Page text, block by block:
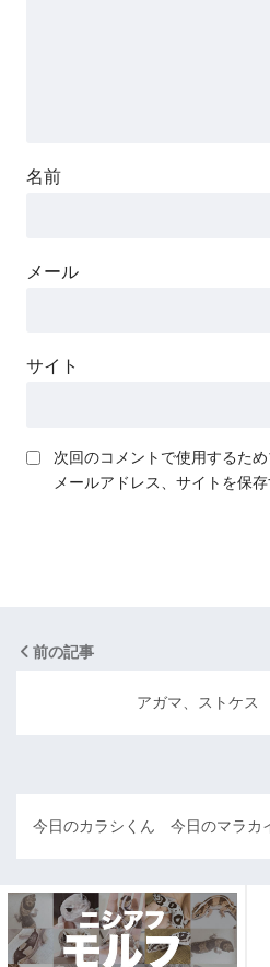
名前
メール
サイト
次回のコメントで使用するた
メールアドレス、サイトを保存
前の記事
アガマ、ストケ
今日のカラシくん 今日のマラカ